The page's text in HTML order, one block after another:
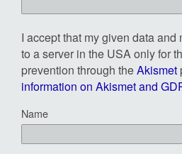
I accept that my given data and
to a server in the USA only for
prevention through theAkismet
information on Akismet and
Name